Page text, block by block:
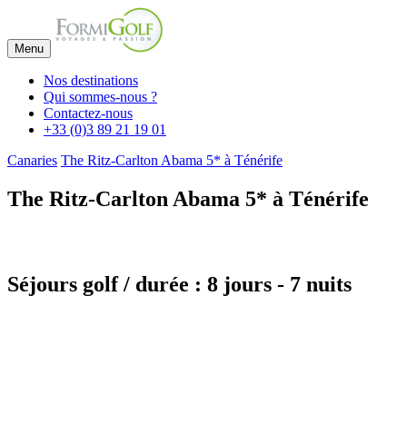
Menu
Nos destinations
Qui sommes-nous ?
Contactez-nous
+33 (0)3 89 21 19 01
Canaries The Ritz-Carlton Abama 5* à Ténérife
The Ritz-Carlton Abama 5* à Ténérife
Séjours golf / durée : 8 jours - 7 nuits